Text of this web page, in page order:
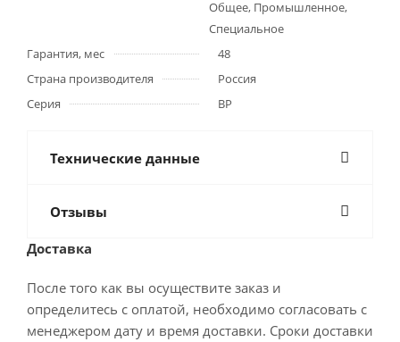
Общее, Промышленное,
Специальное
Гарантия, мес
48
Страна производителя
Россия
Серия
ВР
Технические данные
Отзывы
Доставка
После того как вы осуществите заказ и
определитесь с оплатой, необходимо согласовать с
менеджером дату и время доставки. Сроки доставки